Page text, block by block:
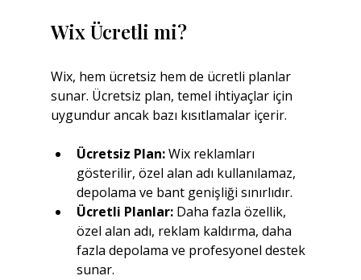
Wix Ücretli mi?
Wix, hem ücretsiz hem de ücretli planlar
sunar. Ücretsiz plan, temel ihtiyaçlar için
uygundur ancak bazı kısıtlamalar içerir.
Ücretsiz Plan: Wix reklamları
gösterilir, özel alan adı kullanılamaz,
depolama ve bant genişliği sınırlıdır.
Ücretli Planlar: Daha fazla özellik,
özel alan adı, reklam kaldırma, daha
fazla depolama ve profesyonel destek
sunar.